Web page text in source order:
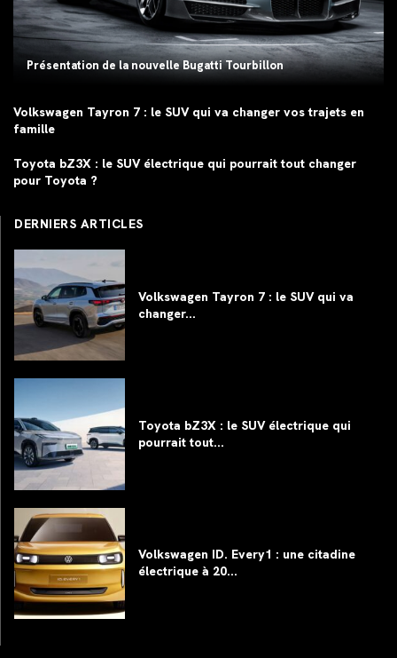
Présentation de la nouvelle Bugatti Tourbillon
Volkswagen Tayron 7 : le SUV qui va changer vos trajets en
famille
Toyota bZ3X : le SUV électrique qui pourrait tout changer
pour Toyota ?
DERNIERS ARTICLES
Volkswagen Tayron 7 : le SUV qui va
changer...
Toyota bZ3X : le SUV électrique qui
pourrait tout...
Volkswagen ID. Every1 : une citadine
électrique à 20...